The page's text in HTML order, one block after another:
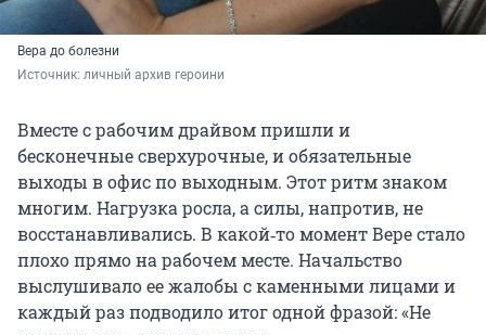
Вера до болезни
Источник: личный архив героини
Вместе с рабочим драйвом пришли и
бесконечные сверхурочные, и обязательные
выходы в офис по выходным. Этот ритм знаком
многим. Нагрузка росла, а силы, напротив, не
восстанавливались. В какой‑то момент Вере стало
плохо прямо на рабочем месте. Начальство
выслушивало ее жалобы с каменными лицами и
каждый раз подводило итог одной фразой: «Не